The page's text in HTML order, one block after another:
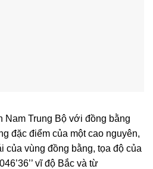
Nam Trung Bộ với đồng bằng
đặc điểm của một cao nguyên,
của vùng đồng bằng, tọa độ của
vĩ độ Bắc và từ